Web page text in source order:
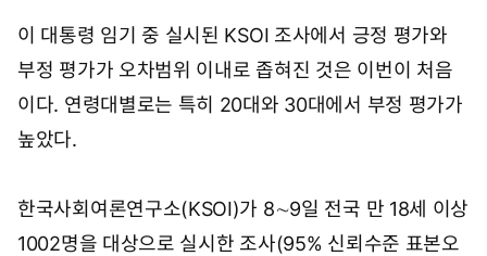
이 대통령 임기 중 실시된 KSOI 조사에서 긍정 평가와
부정 평가가 오차범위 이내로 좁혀진 것은 이번이 처음
이다. 연령대별로는 특히 20대와 30대에서 부정 평가가
높았다.
한국사회여론연구소(KSOI)가 8∼9일 전국 만 18세 이상
1002명을 대상으로 실시한 조사(95% 신뢰수준 표본오